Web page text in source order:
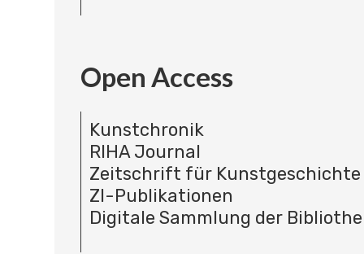
Open Access
Kunstchronik
RIHA Journal
Zeitschrift für Kunstgeschichte
ZI-Publikationen
Digitale Sammlung der